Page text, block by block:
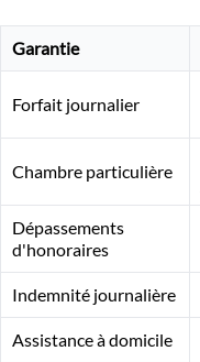
Garantie
Forfait journalier
Chambre particulière
Dépassements
d'honoraires
Indemnité journalière
Assistance à domicile